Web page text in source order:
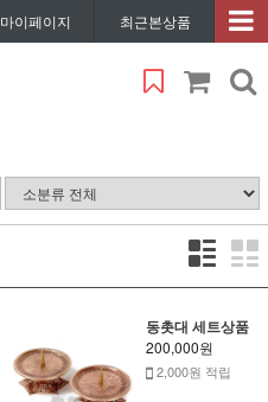
마이페이지 최근본상품
동촛대 세트상품
200,000원
2,000원 적립